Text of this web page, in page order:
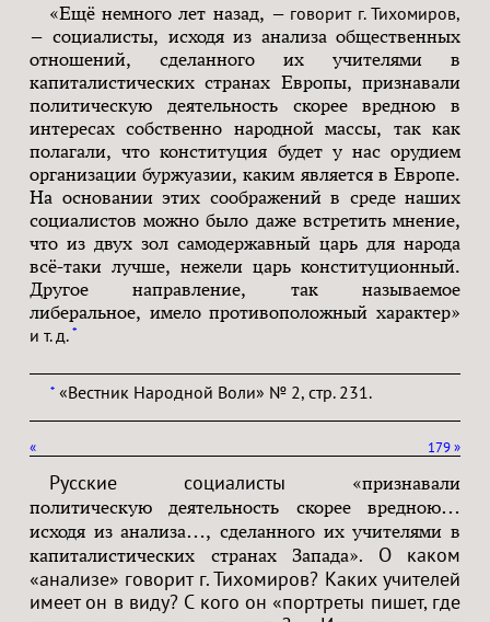
«Ещё немного лет назад, — говорит г. Тихомиров,
— социалисты, исходя из анализа общественных
отношений, сделанного их учителями в
капиталистических странах Европы, признавали
политическую деятельность скорее вредною в
интересах собственно народной массы, так как
полагали, что конституция будет у нас орудием
организации буржуазии, каким является в Европе.
На основании этих соображений в среде наших
социалистов можно было даже встретить мнение,
что из двух зол самодержавный царь для народа
всё-таки лучше, нежели царь конституционный.
Другое направление, так называемое
либеральное, имело противоположный характер»
и т. д.*
*«Вестник Народной Воли» № 2, стр. 231.
« »
179
Русские социалисты
«признавали
политическую деятельность скорее вредною…
исходя из анализа…, сделанного их учителями в
капиталистических странах Запада». О каком
«анализе» говорит г. Тихомиров? Каких учителей
имеет он в виду? С кого он «портреты пишет, где